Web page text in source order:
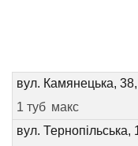
вул. Камянецька,
1 туб макс
вул.